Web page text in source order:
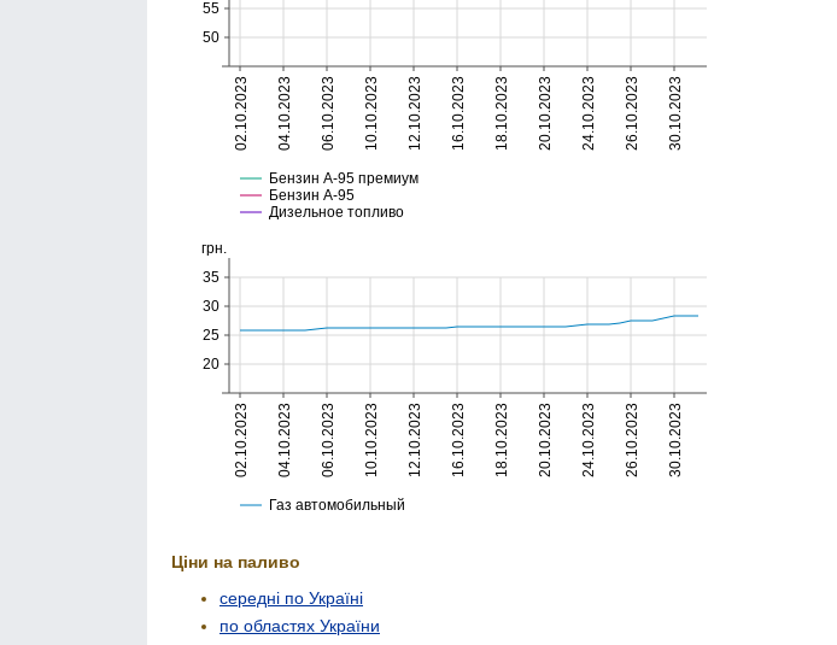
Ціни на паливо
середні по Україні
по областях України